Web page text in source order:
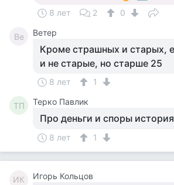
8 лет 2 0
Ве Ветер
Кроме страшных и старых,
и не старые, но старше 25
8 лет 1
ТП Терко Павлик
Про деньги и споры
8 лет 1
ИК Игорь Кольцов